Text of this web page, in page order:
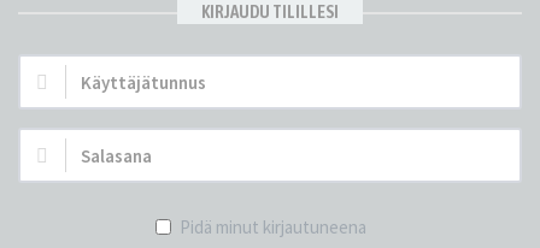
KIRJAUDU TILILLESI
Käyttäjätunnus:
Salasana:
Pidä minut kirjautuneena